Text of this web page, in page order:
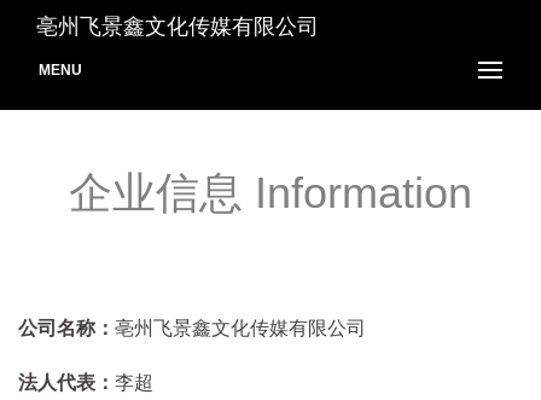
亳州飞景鑫文化传媒有限公司
MENU
企业信息 Information
公司名称： 亳州飞景鑫文化传媒有限公司
法人代表： 李超